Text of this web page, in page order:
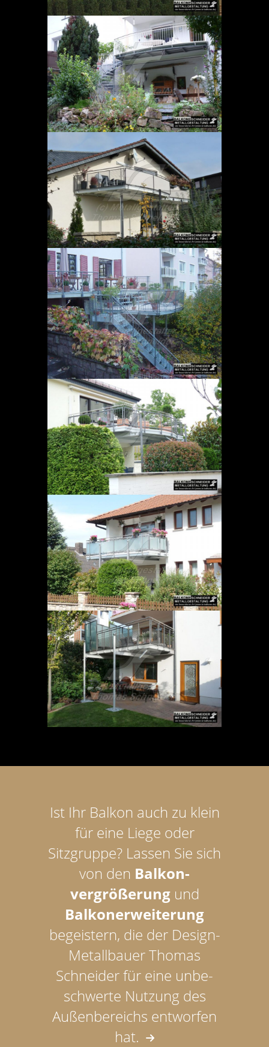
Ist Ihr Balkon auch zu klein
für eine Liege oder
Sitzgruppe? Lassen Sie sich
von den Balkon­­
vergrößer­­ungund
Balkoner­­weiterung
begeistern, die der Design-
Metallbauer Thomas
Schneider für eine unbe­­
schwerte Nutzung des
Außen­­bereichs entworfen
hat.